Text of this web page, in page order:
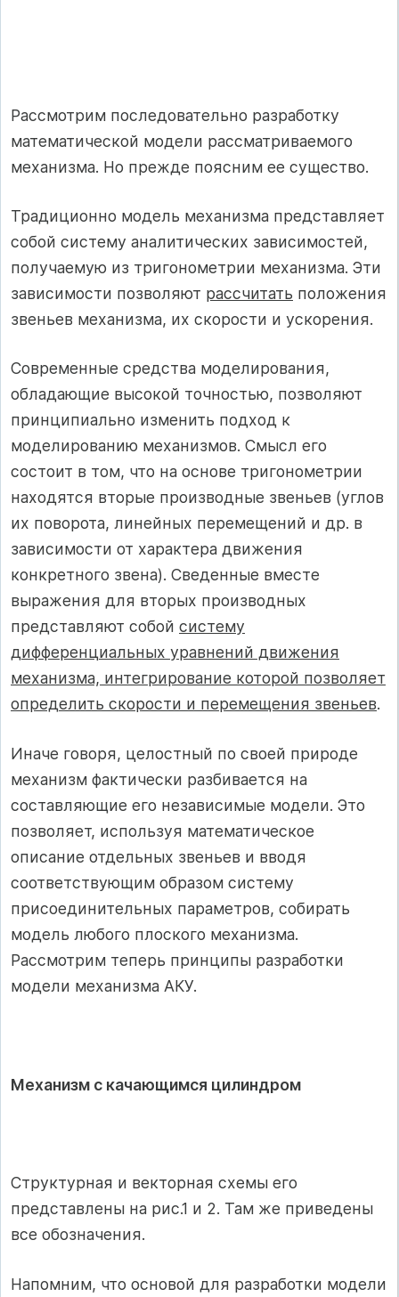
Рассмотрим последовательно разработку
математической модели рассматриваемого
механизма. Но прежде поясним ее существо.
Традиционно модель механизма представляет
собой систему аналитических зависимостей,
получаемую из тригонометрии механизма. Эти
зависимости позволяют рассчитать положения
звеньев механизма, их скорости и ускорения.
Современные средства моделирования,
обладающие высокой точностью, позволяют
принципиально изменить подход к
моделированию механизмов. Смысл его
состоит в том, что на основе тригонометрии
находятся вторые производные звеньев (углов
их поворота, линейных перемещений и др. в
зависимости от характера движения
конкретного звена). Сведенные вместе
выражения для вторых производных
представляют собой систему
дифференциальных уравнений движения
механизма, интегрирование которой позволяет
определить скорости и перемещения звеньев.
Иначе говоря, целостный по своей природе
механизм фактически разбивается на
составляющие его независимые модели. Это
позволяет, используя математическое
описание отдельных звеньев и вводя
соответствующим образом систему
присоединительных параметров, собирать
модель любого плоского механизма.
Рассмотрим теперь принципы разработки
модели механизма АКУ.
Механизм с качающимся цилиндром
Структурная и векторная схемы его
представлены на рис.1 и 2. Там же приведены
все обозначения.
Напомним, что основой для разработки модели